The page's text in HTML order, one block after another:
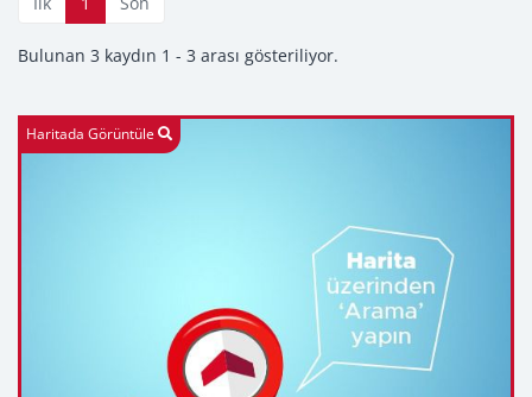
Bulunan 3 kaydın 1 - 3 arası gösteriliyor.
Haritada Görüntüle